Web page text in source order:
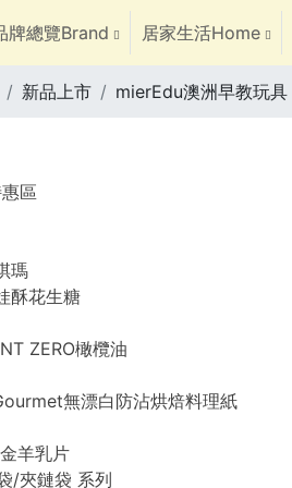
牌總覽Brand 居家生活Home
新品上市 mierEdu澳洲早教玩具
區
瑪
酥花生糖
ZERO橄欖油
無漂白防沾烘焙料理紙
羊乳片
/夾鏈袋 系列